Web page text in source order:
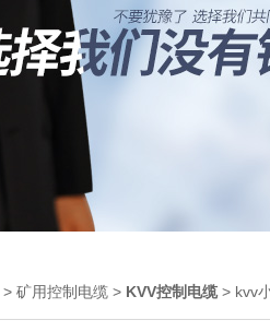
> 矿用控制电缆 > KVV控制电缆> kvv